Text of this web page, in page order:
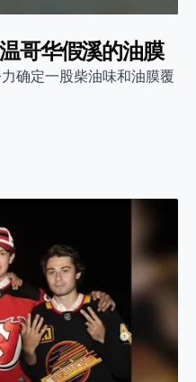
哥华假溪的油膜
确定一股柴油味和油膜覆